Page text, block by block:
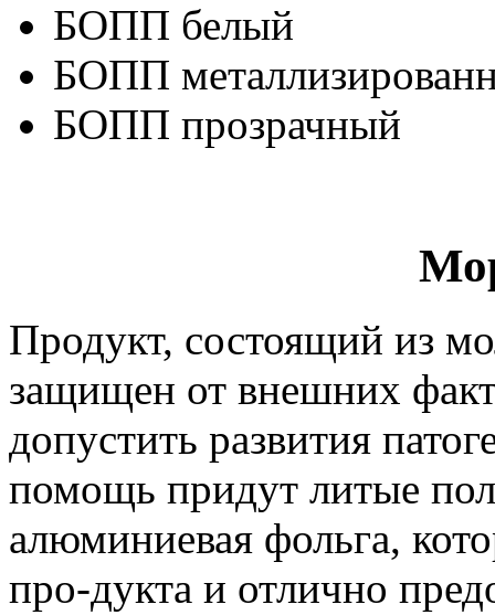
БОПП белый
БОПП
БОПП прозрачный
Продукт, состоящий из
защищен от внешних
допустить развития
помощь придут литые
алюминиевая фольга,
про-дукта и отлично